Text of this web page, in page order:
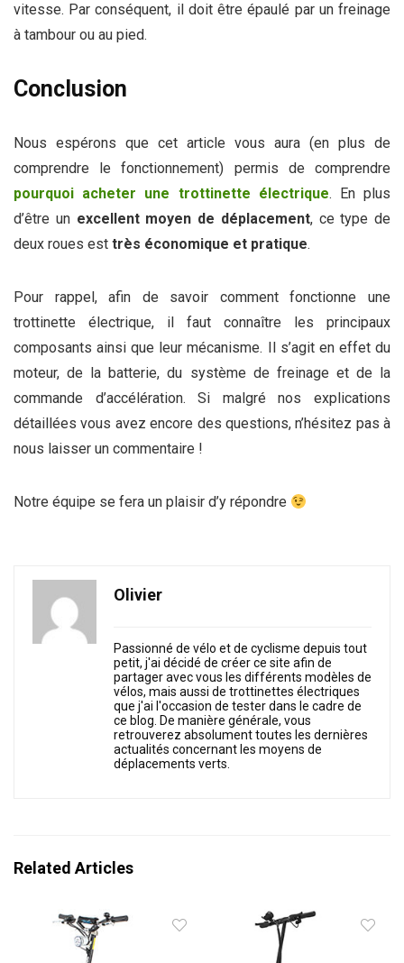
vitesse. Par conséquent, il doit être épaulé par un freinage
à tambour ou au pied.
Conclusion
Nous espérons que cet article vous aura (en plus de
comprendre le fonctionnement) permis de comprendre
pourquoi acheter une trottinette électrique. En plus
d’être un excellent moyen de déplacement, ce type de
deux roues est très économique et pratique.
Pour rappel, afin de savoir comment fonctionne une
trottinette électrique, il faut connaître les principaux
composants ainsi que leur mécanisme. Il s’agit en effet du
moteur, de la batterie, du système de freinage et de la
commande d’accélération. Si malgré nos explications
détaillées vous avez encore des questions, n’hésitez pas à
nous laisser un commentaire !
Notre équipe se fera un plaisir d’y répondre
Olivier
Passionné de vélo et de cyclisme depuis tout
petit, j'ai décidé de créer ce site afin de
partager avec vous les différents modèles de
vélos, mais aussi de trottinettes électriques
que j'ai l'occasion de tester dans le cadre de
ce blog. De manière générale, vous
retrouverez absolument toutes les dernières
actualités concernant les moyens de
déplacements verts.
Related Articles